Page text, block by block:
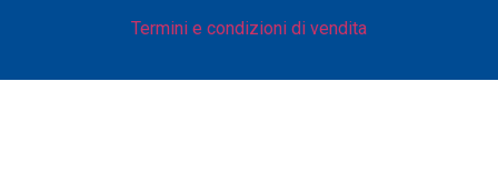
Termini e condizioni di vendita